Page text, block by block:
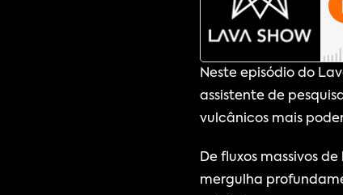
Neste episódio do
assistente de
vulcânicos mais
De fluxos massivos
mergulha